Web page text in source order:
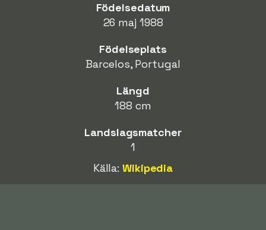
Födelsedatum
26 maj 1988
Födelseplats
Barcelos, Portugal
Längd
188 cm
Landslagsmatcher
1
Källa:Wikipedia